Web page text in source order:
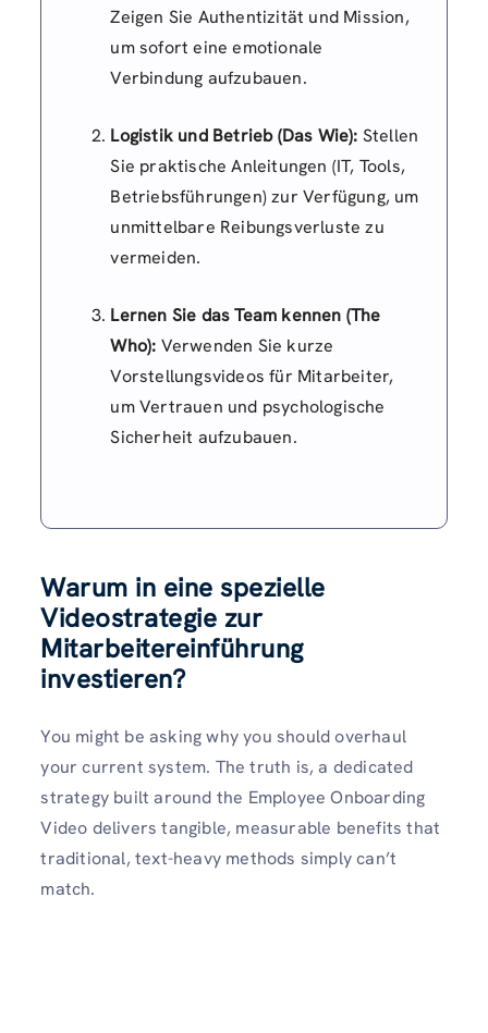
Zeigen Sie Authentizität und Mission,
um sofort eine emotionale
Verbindung aufzubauen.
Logistik und Betrieb (Das Wie): Stellen
Sie praktische Anleitungen (IT, Tools,
Betriebsführungen) zur Verfügung, um
unmittelbare Reibungsverluste zu
vermeiden.
Lernen Sie das Team kennen (The
Who): Verwenden Sie kurze
Vorstellungsvideos für Mitarbeiter,
um Vertrauen und psychologische
Sicherheit aufzubauen.
Warum in eine spezielle
Videostrategie zur
Mitarbeitereinführung
investieren?
You might be asking why you should overhaul
your current system. The truth is, a dedicated
strategy built around the Employee Onboarding
Video delivers tangible, measurable benefits that
traditional, text-heavy methods simply can’t
match.